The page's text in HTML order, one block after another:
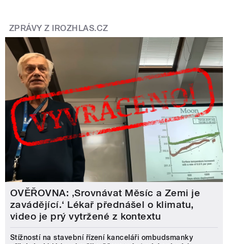
ZPRÁVY Z IROZHLAS.CZ
OVĚŘOVNA: ‚Srovnávat Měsíc a Zemi je
zavádějící.‘ Lékař přednášel o klimatu,
video je prý vytržené z kontextu
Stížností na stavební řízení kanceláři ombudsmanky